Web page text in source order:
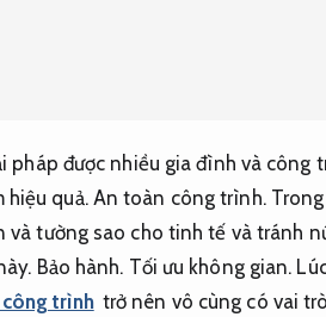
pháp được nhiều gia đình và
hiệu quả. An toàn công trình.Trong
và tường sao cho tinh tế và tránh
Bảo hành. Tối ưu không gian.
trình trở nên vô cùng có vai